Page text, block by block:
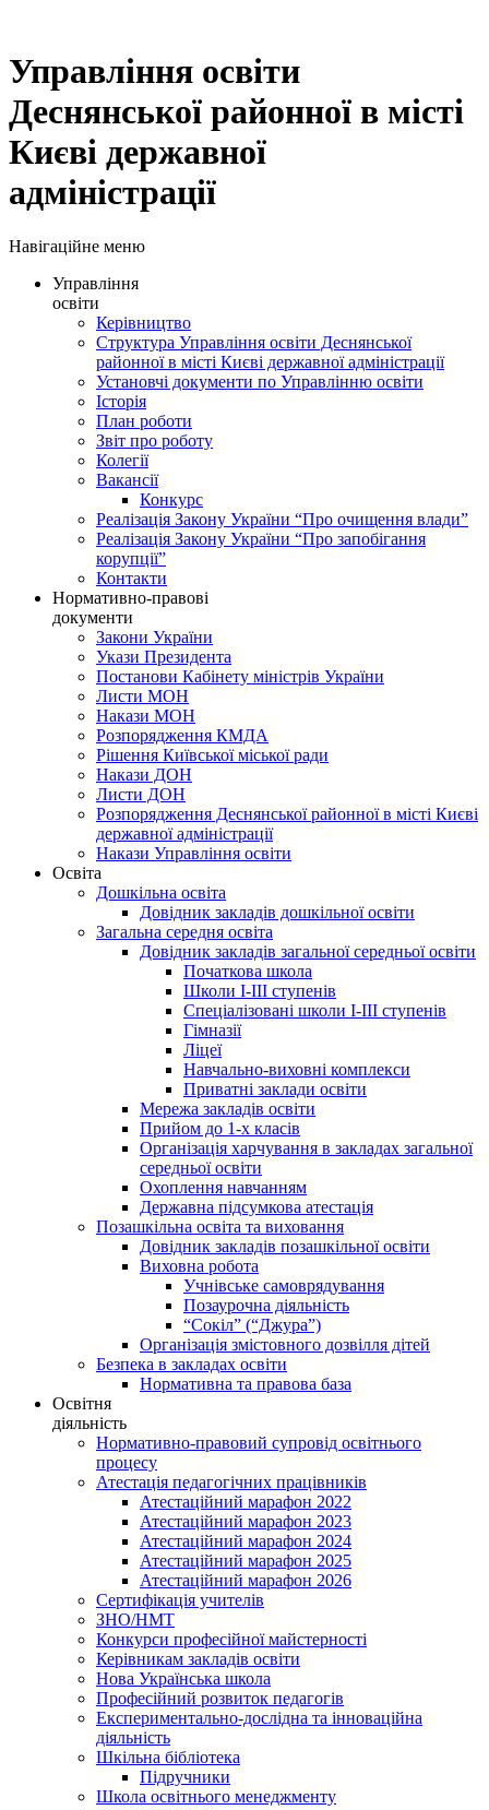
Управління освіти
Деснянської районної в місті
Києві державної
адміністрації
Навігаційне меню
Управління
освіти
Керівництво
Структура Управління освіти Деснянської
районної в місті Києві державної адміністрації
Установчі документи по Управлінню освіти
Історія
План роботи
Звіт про роботу
Колегії
Вакансії
Конкурс
Реалізація Закону України “Про очищення влади”
Реалізація Закону України “Про запобігання
корупції”
Контакти
Нормативно-правові
документи
Закони України
Укази Президента
Постанови Кабінету міністрів України
Листи МОН
Накази МОН
Розпорядження КМДА
Рішення Київської міської ради
Накази ДОН
Листи ДОН
Розпорядження Деснянської районної в місті Києві
державної адміністрації
Накази Управління освіти
Освіта
Дошкільна освіта
Довідник закладів дошкільної освіти
Загальна середня освіта
Довідник закладів загальної середньої освіти
Початкова школа
Школи І-ІІІ ступенів
Спеціалізовані школи І-ІІІ ступенів
Гімназії
Ліцеї
Навчально-виховні комплекси
Приватні заклади освіти
Мережа закладів освіти
Прийом до 1-х класів
Організація харчування в закладах загальної
середньої освіти
Охоплення навчанням
Державна підсумкова атестація
Позашкільна освіта та виховання
Довідник закладів позашкільної освіти
Виховна робота
Учнівське самоврядування
Позаурочна діяльність
“Сокіл” (“Джура”)
Організація змістовного дозвілля дітей
Безпека в закладах освіти
Нормативна та правова база
Освітня
діяльність
Нормативно-правовий супровід освітнього
процесу
Атестація педагогічних працівників
Атестаційний марафон 2022
Атестаційний марафон 2023
Атестаційний марафон 2024
Атестаційний марафон 2025
Атестаційний марафон 2026
Сертифікація учителів
ЗНО/НМТ
Конкурси професійної майстерності
Керівникам закладів освіти
Нова Українська школа
Професійний розвиток педагогів
Експериментально-дослідна та інноваційна
діяльність
Шкільна бібліотека
Підручники
Школа освітнього менеджменту